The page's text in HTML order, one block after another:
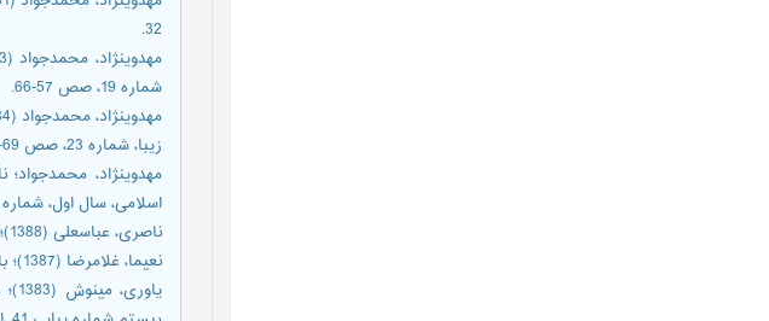
32.
شماره 19، صص 57-66.
زيبا، شماره 23، صص 69-76.
اسلامی، سال اول، شماره 3، صص 21-34.
ناصری، عباسعلی (1388)؛ طرحهای فرش ایران. تهران، آموزش هنر، صص. 44-39.
نعیما، غلامرضا (1387)؛ باغهای ایران، تهران، انتشارات پیام.